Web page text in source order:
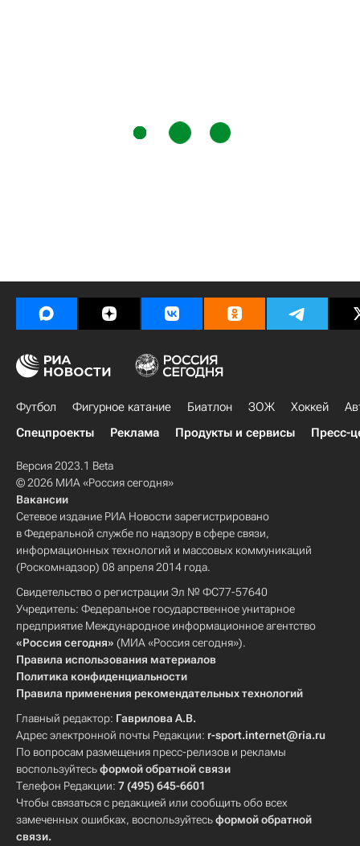
Футбол Фигурное катание Биатлон ЗОЖ Хоккей
Спецпроекты
Реклама Продукты и сервисы Пресс-
Версия 2023.1 Beta
© 2026 МИА «Россия сегодня»
Вакансии
Сетевое издание РИА Новости зарегистрировано
в Федеральной службе по надзору в сфере связи,
информационных технологий и массовых коммуникаций
(Роскомнадзор) 08 апреля 2014 года.
Свидетельство о регистрации Эл № ФС77-57640
Учредитель: Федеральное государственное унитарное
предприятие Международное информационное агентство
«Россия сегодня» (МИА «Россия сегодня»).
Правила использования материалов
Политика конфиденциальности
Правила применения рекомендательных технологий
Главный редактор: Гаврилова А.В.
Адрес электронной почты Редакции: r-sport.internet@ria.ru
По вопросам размещения пресс-релизов и рекламы
воспользуйтесьформой обратной связи
Телефон Редакции: 7 (495) 645-6601
Чтобы связаться с редакцией или сообщить обо всех
замеченных ошибках, воспользуйтесьформой обратной
связи.